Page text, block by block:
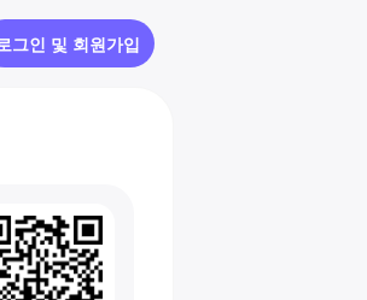
그인 및 회원가입